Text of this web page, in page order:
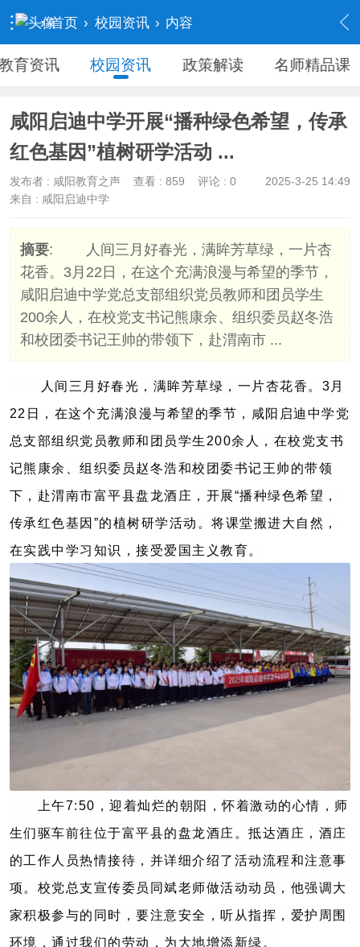
› 首页 › 校园资讯 › 内容
育资讯 校园资讯 政策解读 名师精品课
咸阳启迪中学开展“播种绿色希望，传承
红色基因”植树研学活动 ...
2025-3-25 14:49
发布者 : 咸阳教育之声 查看 : 859
评论 : 0
来自 : 咸阳启迪中学
摘要: 人间三月好春光，满眸芳草绿，一片杏
花香。3月22日，在这个充满浪漫与希望的季节，
咸阳启迪中学党总支部组织党员教师和团员学生
200余人，在校党支书记熊康余、组织委员赵冬浩
和校团委书记王帅的带领下，赴渭南市 ...
人间三月好春光，满眸芳草绿，一片杏花香。3月
22日，在这个充满浪漫与希望的季节，咸阳启迪中学党
总支部组织党员教师和团员学生200余人，在校党支书
记熊康余、组织委员赵冬浩和校团委书记王帅的带领
下，赴渭南市富平县盘龙酒庄，开展“播种绿色希望，
传承红色基因”的植树研学活动。将课堂搬进大自然，
在实践中学习知识，接受爱国主义教育。
上午7:50，迎着灿烂的朝阳，怀着激动的心情，师
生们驱车前往位于富平县的盘龙酒庄。抵达酒庄，酒庄
的工作人员热情接待，并详细介绍了活动流程和注意事
项。校党总支宣传委员同斌老师做活动动员，他强调大
家积极参与的同时，要注意安全，听从指挥，爱护周围
环境，通过我们的劳动，为大地增添新绿。